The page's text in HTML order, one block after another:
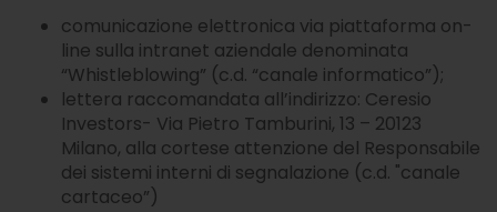
Rappresentante.
comunicazione elettronica via piattaforma on-
line sulla intranet aziendale denominata
“Whistleblowing” (c.d. “canale informatico”);
lettera raccomandata all’indirizzo: Ceresio
Investors- Via Pietro Tamburini, 13 – 20123
Milano, alla cortese attenzione del Responsabile
dei sistemi interni di segnalazione (c.d. "canale
cartaceo”)